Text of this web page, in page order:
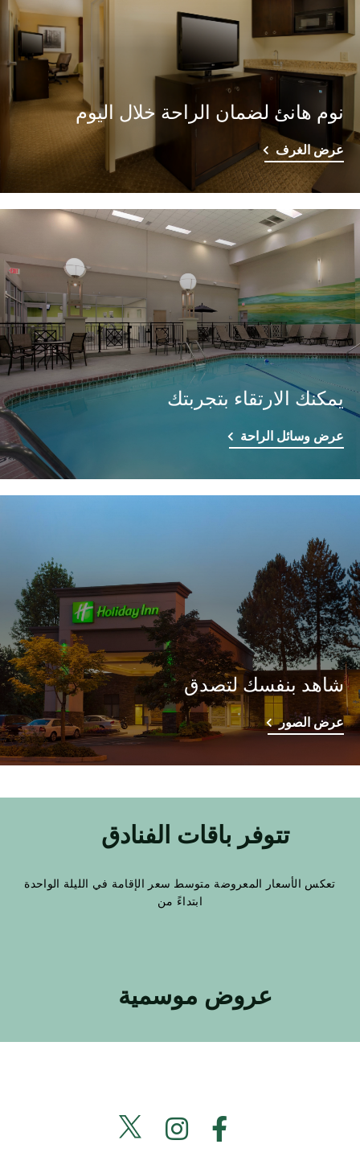
نوم هانئ لضمان الراحة خلال اليوم
عرض الغرف
يمكنك الارتقاء بتجربتك
عرض وسائل الراحة
شاهد بنفسك لتصدق
عرض الصور
تتوفر باقات الفنادق
تعكس الأسعار المعروضة متوسط سعر الإقامة في الليلة الواحدة
ابتداءً من
عروض موسمية